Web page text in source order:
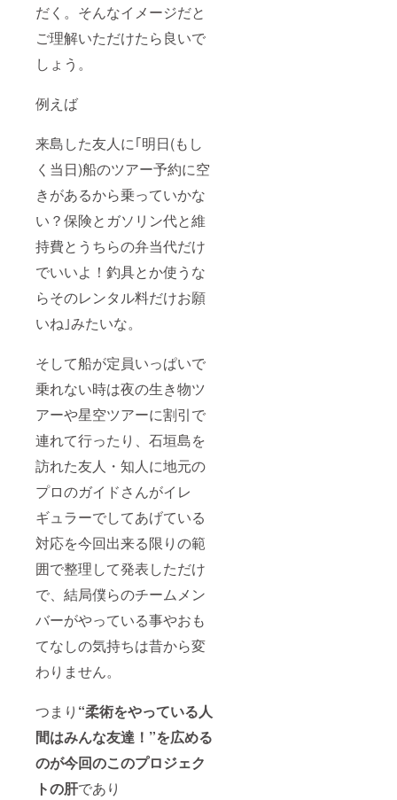
だく。そんなイメージだと
ご理解いただけたら良いで
しょう。
例えば
来島した友人に｢明日(もし
く当日)船のツアー予約に空
きがあるから乗っていかな
い？保険とガソリン代と維
持費とうちらの弁当代だけ
でいいよ！釣具とか使うな
らそのレンタル料だけお願
いね｣みたいな。
そして船が定員いっぱいで
乗れない時は夜の生き物ツ
アーや星空ツアーに割引で
連れて行ったり、石垣島を
訪れた友人・知人に地元の
プロのガイドさんがイレ
ギュラーでしてあげている
対応を今回出来る限りの範
囲で整理して発表しただけ
で、結局僕らのチームメン
バーがやっている事やおも
てなしの気持ちは昔から変
わりません。
つまり “柔術をやっている人
間はみんな友達！”を広める
のが今回のこのプロジェク
トの肝であり